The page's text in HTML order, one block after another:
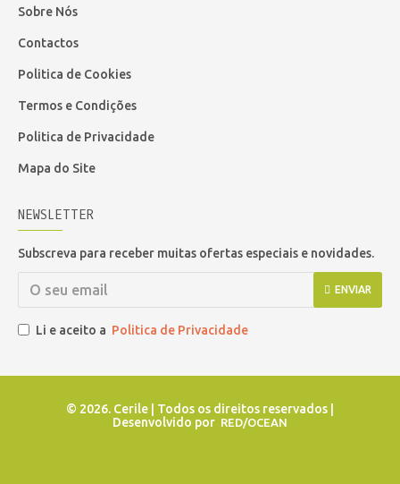
Sobre Nós
Contactos
Politica de Cookies
Termos e Condições
Politica de Privacidade
Mapa do Site
NEWSLETTER
Subscreva para receber muitas ofertas especiais e novidades.
ENVIAR
Li e aceito a Politica de Privacidade
© 2026. Cerile | Todos os direitos reservados |
Desenvolvido por RED/OCEAN